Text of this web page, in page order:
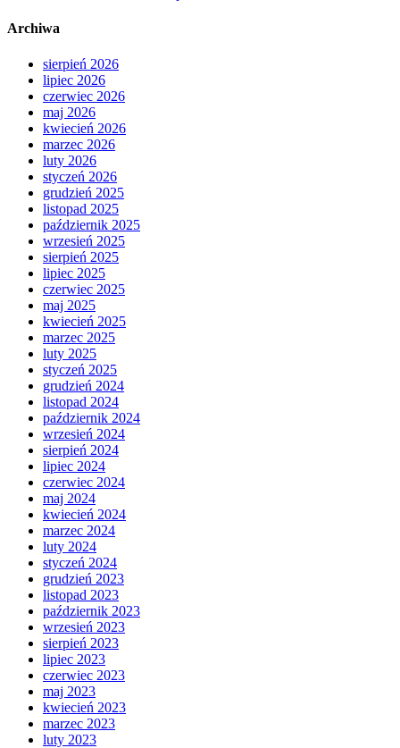
Archiwa
sierpień 2026
lipiec 2026
czerwiec 2026
maj 2026
kwiecień 2026
marzec 2026
luty 2026
styczeń 2026
grudzień 2025
listopad 2025
październik 2025
wrzesień 2025
sierpień 2025
lipiec 2025
czerwiec 2025
maj 2025
kwiecień 2025
marzec 2025
luty 2025
styczeń 2025
grudzień 2024
listopad 2024
październik 2024
wrzesień 2024
sierpień 2024
lipiec 2024
czerwiec 2024
maj 2024
kwiecień 2024
marzec 2024
luty 2024
styczeń 2024
grudzień 2023
listopad 2023
październik 2023
wrzesień 2023
sierpień 2023
lipiec 2023
czerwiec 2023
maj 2023
kwiecień 2023
marzec 2023
luty 2023